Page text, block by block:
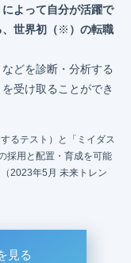
によって自分が活躍で
世界初（※ ）の転職
どを診断・分析する
受け取ることができ
るテスト）と「ミイダス
採用と配置・育成を可能
2023年5月 未来トレン
見る